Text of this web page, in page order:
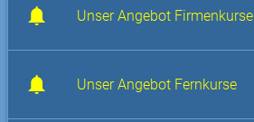
Unser Angebot Firmenkurse
Unser Angebot Fernkurse